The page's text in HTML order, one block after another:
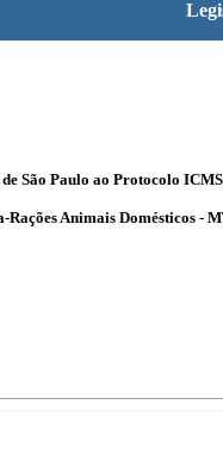
de São Paulo ao Protocolo
Animais Domésticos -